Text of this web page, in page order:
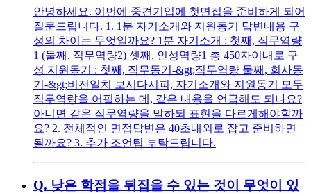
안녕하세요. 이번에 중견기업에 첫면접을 준비하게 되어
질문드립니다. 1. 1분 자기소개와 지원동기 답변내용 구
성의 차이는 무엇일까요? 1분 자기소개 : 첫째, 직무역량
1 (둘째, 직무역량2) 셋째, 인성역량1 총 450자이내로 구
성 지원동기 : 첫째, 직무동기-&gt;직무역량 둘째, 회사동
기-&gt;비전일치 보시다시피, 자기소개와 지원동기 모두
직무역량을 어필하는 데, 같은 내용을 언급해도 되나요?
아니면 같은 직무역량을 말하되 표현을 다르게해야할까
요? 2. 전체적인 면접답변은 40초내외로 잡고 준비하면
될까요? 3. 추가 조언팁 부탁드립니다.
Q. 낮은 학점을 뒤집을 수 있는 것이 무엇이 있